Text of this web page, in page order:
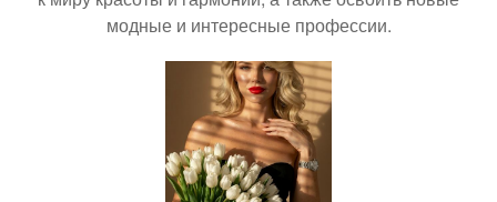
модные и интересные профессии.